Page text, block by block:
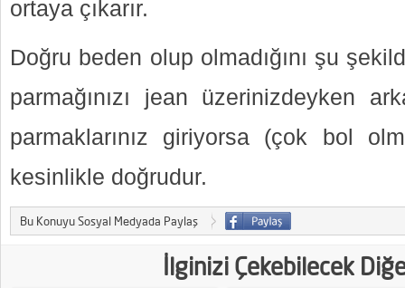
ortaya çıkarır.
Doğru beden olup olmadığını şu
parmağınızı jean üzerinizdeyken
parmaklarınız giriyorsa (çok bol
kesinlikle doğrudur.
Bu Konuyu Sosyal Medyada Paylaş
İlginizi Çekebilecek